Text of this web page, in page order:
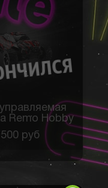
Remo Hobby
руб